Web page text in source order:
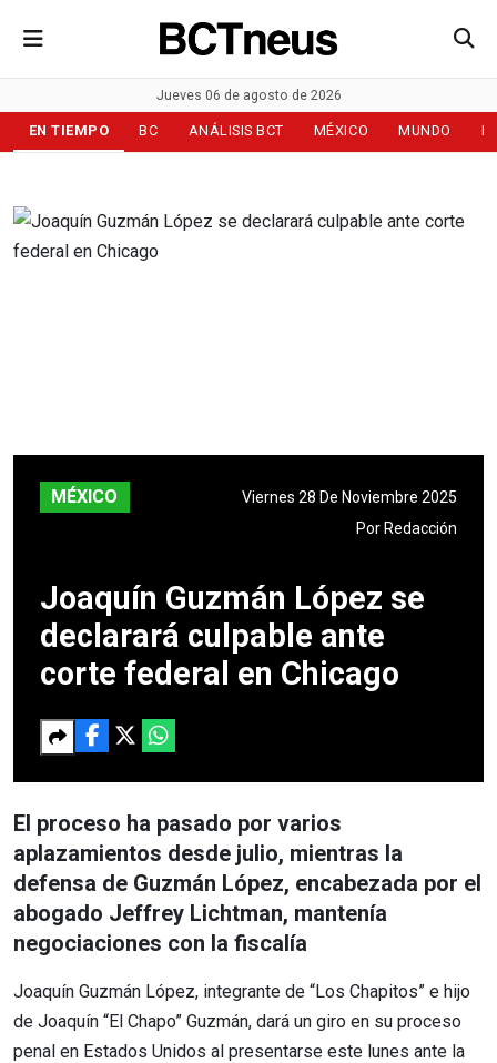
Jueves 06 de agosto de 2026
EN TIEMPO BC ANÁLISIS BCT MÉXICO MUNDO
MÉXICO
Viernes 28 De Noviembre 2025
Por Redacción
Joaquín Guzmán López se
declarará culpable ante
corte federal en Chicago
El proceso ha pasado por varios
aplazamientos desde julio, mientras la
defensa de Guzmán López, encabezada por el
abogado Jeffrey Lichtman, mantenía
negociaciones con la fiscalía
Joaquín Guzmán López, integrante de “Los Chapitos” e hijo
de Joaquín “El Chapo” Guzmán, dará un giro en su proceso
penal en Estados Unidos al presentarse este lunes ante la